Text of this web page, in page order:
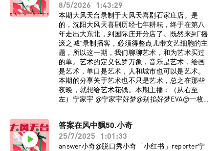
听友群，请添加vx：dafengtiantai，回复“大风天
台”，即可入群。了解更多大风天台节目台前幕
后、现场花絮，请关注小红书官方账号@大风天
台！
8/5/2026
1:43:29
本期大风天台录制于大风天喜剧石家庄店。是
的，沈阳大风天喜剧历经七年耕耘，终于在第八
年走出大东北，到国际庄开分店了。既然来到“摇
滚之城”录制播客，必须得整点儿带文艺细胞的主
题，所以这一期，我们聊聊艺术，和为艺术买过
的单。艺术的定义包罗万象，音乐是艺术，绘画
是艺术，单口是艺术，人和城市也可以是艺术。
本期的分享关于艺术也不只是艺术，总之在那些
夜晚，就想给艺术花钱。本期主播：（从右至
左）宁家宇 @宁家宇好梦@别掐好梦EVA@一枚E
唱会拼盘秀的开场演员也得“牺牲”18:40 不懂音乐
节到底好玩在哪里22:30 把乐队喜欢红了的心情很
矛盾26:46 石家庄VS保定之争36:50 好梦被刘子龙
答案在风中飘50.小奇
25/7/2025
1:01:33
answer小奇@脱口秀小奇「小红书」reporter宁